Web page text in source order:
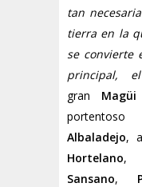
tan
tierra en la
se convierte
principal,
gran
portentoso
Albaladejo,
Hortelano,
Sansano,